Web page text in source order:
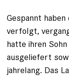
Gespannt
verfolgt,
hatte ihren
ausgeliefert
jahrelang. Das